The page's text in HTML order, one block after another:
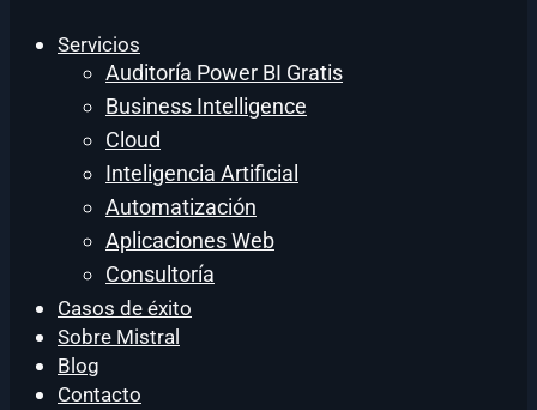
Servicios
Auditoría Power BI Gratis
Business Intelligence
Cloud
Inteligencia Artificial
Automatización
Aplicaciones Web
Consultoría
Casos de éxito
Sobre Mistral
Blog
Contacto